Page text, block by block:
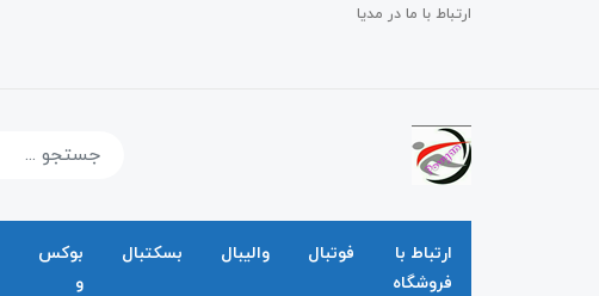
ارتباط با ما در مدیا
ارتباط با
فروشگاه
فوتبال والیبال بسکتبال
بوکس
و